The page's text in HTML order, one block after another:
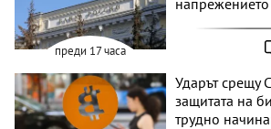
преди 17 часа
Ударът срещу
защитата на
трудно